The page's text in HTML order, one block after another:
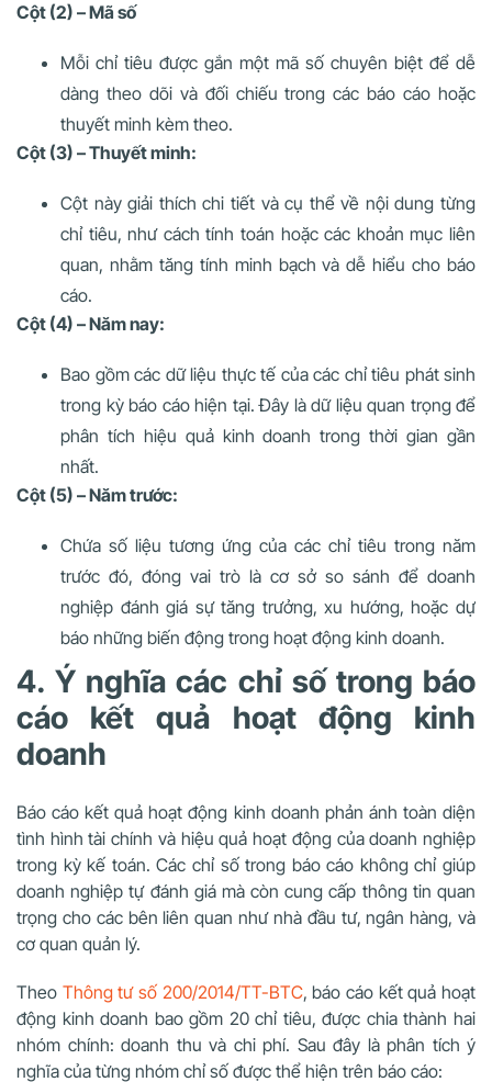
Cột (2) – Mã số
Mỗi chỉ tiêu được gắn một mã số chuyên biệt để dễ
dàng theo dõi và đối chiếu trong các báo cáo hoặc
thuyết minh kèm theo.
Cột (3) – Thuyết minh:
Cột này giải thích chi tiết và cụ thể về nội dung từng
chỉ tiêu, như cách tính toán hoặc các khoản mục liên
quan, nhằm tăng tính minh bạch và dễ hiểu cho báo
cáo.
Cột (4) – Năm nay:
Bao gồm các dữ liệu thực tế của các chỉ tiêu phát sinh
trong kỳ báo cáo hiện tại. Đây là dữ liệu quan trọng để
phân tích hiệu quả kinh doanh trong thời gian gần
nhất.
Cột (5) – Năm trước:
Chứa số liệu tương ứng của các chỉ tiêu trong năm
trước đó, đóng vai trò là cơ sở so sánh để doanh
nghiệp đánh giá sự tăng trưởng, xu hướng, hoặc dự
báo những biến động trong hoạt động kinh doanh.
4. Ý nghĩa các chỉ số trong báo
cáo kết quả hoạt động kinh
doanh
Báo cáo kết quả hoạt động kinh doanh phản ánh toàn diện
tình hình tài chính và hiệu quả hoạt động của doanh nghiệp
trong kỳ kế toán. Các chỉ số trong báo cáo không chỉ giúp
doanh nghiệp tự đánh giá mà còn cung cấp thông tin quan
trọng cho các bên liên quan như nhà đầu tư, ngân hàng, và
cơ quan quản lý.
Theo Thông tư số 200/2014/TT-BTC,báo cáo kết quả hoạt
động kinh doanh bao gồm 20 chỉ tiêu, được chia thành hai
nhóm chính: doanh thu và chi phí. Sau đây là phân tích ý
nghĩa của từng nhóm chỉ số được thể hiện trên báo cáo: